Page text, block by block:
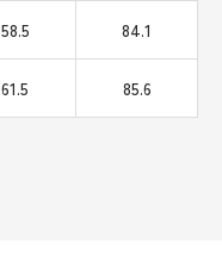
58.5 84.1
61.5 85.6